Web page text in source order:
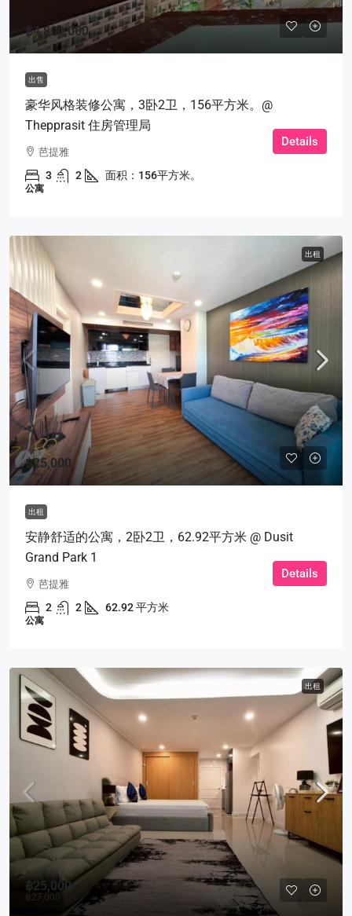
฿4,800,000
出售
豪华风格装修公寓，3卧2卫，156平方米。@
Thepprasit 住房管理局
芭提雅
3 2 面积：156平方米。
公寓
Details
出租
฿25,000
出租
安静舒适的公寓，2卧2卫，62.92平方米 @ Dusit
Grand Park 1
芭提雅
2 2 62.92 平方米
公寓
Details
出租
฿25,000
฿27,000